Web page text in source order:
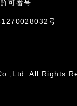
可番号
号
All Rights